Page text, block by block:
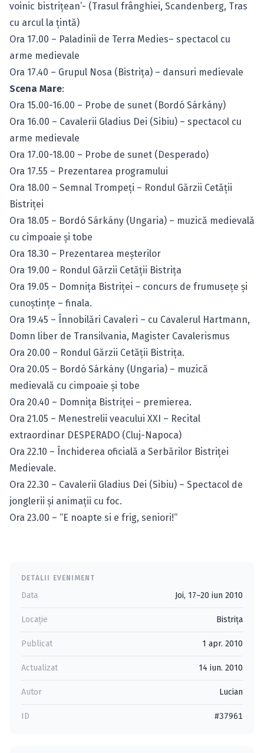
voinic bistriţean’- (Trasul frânghiei, Scandenberg, Tras
cu arcul la ţintă)
Ora 17.00 – Paladinii de Terra Medies– spectacol cu
arme medievale
Ora 17.40 – Grupul Nosa (Bistriţa) – dansuri medievale
Scena Mare:
Ora 15.00-16.00 – Probe de sunet (Bordó Sárkány)
Ora 16.00 – Cavalerii Gladius Dei (Sibiu) – spectacol cu
arme medievale
Ora 17.00-18.00 – Probe de sunet (Desperado)
Ora 17.55 – Prezentarea programului
Ora 18.00 – Semnal Trompeţi – Rondul Gărzii Cetăţii
Bistriţei
Ora 18.05 – Bordó Sárkány (Ungaria) – muzică medievală
cu cimpoaie şi tobe
Ora 18.30 – Prezentarea meşterilor
Ora 19.00 – Rondul Gărzii Cetăţii Bistriţa
Ora 19.05 – Domniţa Bistriţei – concurs de frumuseţe şi
cunoştinţe – finala.
Ora 19.45 – Înnobilări Cavaleri – cu Cavalerul Hartmann,
Domn liber de Transilvania, Magister Cavalerismus
Ora 20.00 – Rondul Gărzii Cetăţii Bistriţa.
Ora 20.05 – Bordó Sárkány (Ungaria) – muzică
medievală cu cimpoaie şi tobe
Ora 20.40 – Domniţa Bistriţei – premierea.
Ora 21.05 – Menestrelii veacului XXI – Recital
extraordinar DESPERADO (Cluj-Napoca)
Ora 22.10 – Închiderea oficială a Serbărilor Bistriţei
Medievale.
Ora 22.30 – Cavalerii Gladius Dei (Sibiu) – Spectacol de
jonglerii şi animaţii cu foc.
Ora 23.00 – “E noapte si e frig, seniori!“
DETALII EVENIMENT
Data Joi, 17–20 iun 2010
Locație Bistriţa
Publicat 1 apr. 2010
Actualizat 14 iun. 2010
Autor Lucian
ID #37961